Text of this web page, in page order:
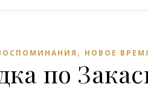
, НОВОЕ
по